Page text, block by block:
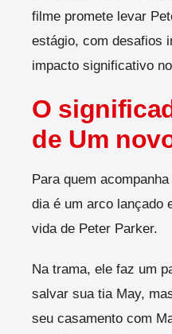
filme promete levar
estágio, com desafios
impacto significativo
O
de Um
Para quem
dia é um arco lançado
vida de Peter Parker.
Na trama, ele faz um
salvar sua tia May,
seu casamento com